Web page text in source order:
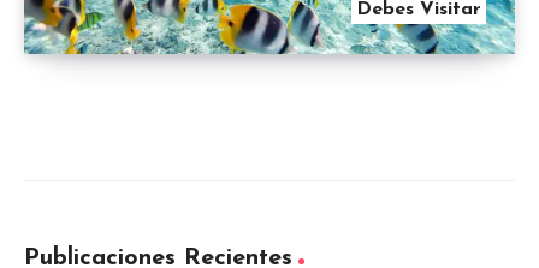
Debes Visitar
Publicaciones Recientes